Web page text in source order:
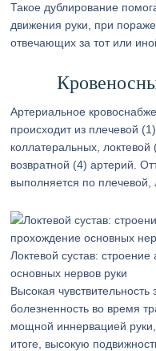
Такое дублирование
движения руки, при
отвечающих за тот или
Артериальное
происходит из плечевой
коллатеральных,
возвратной (4) артерий.
выполняется по плечевой,
Локтевой сустав:
основных нервов руки
Высокая
болезненность во время
мощной иннервацией
итоге, высокую